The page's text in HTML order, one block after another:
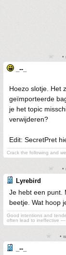
•
_--_
Hoezo slotje. Het
geïmporteerde
je het topic
verwijderen?
Edit: SecretPret
Crack the following and
•
Lyrebird
Je hebt een punt.
beetje. Wat hoop
Good intentions and
often lead to ineffective —
•
_--_